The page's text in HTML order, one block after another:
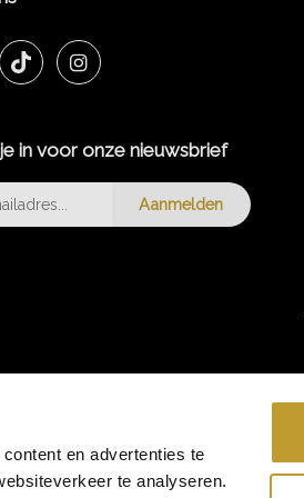
en advertenties te
te analyseren.
in voor onze nieuwsbrief
Aanmelden